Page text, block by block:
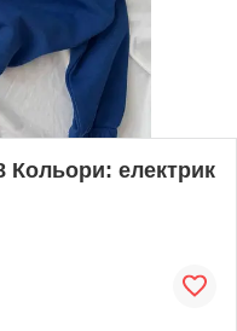
Кольори: електрик